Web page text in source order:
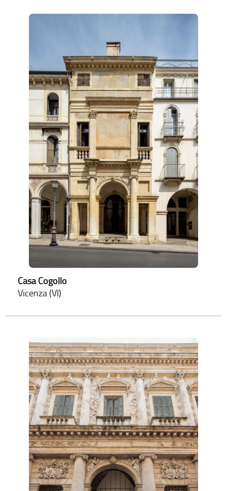
Casa Cogollo
Vicenza (VI)